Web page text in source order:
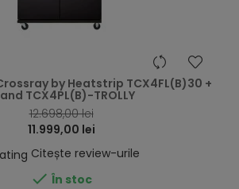
by Heatstrip TCX4FL(B)30 +
TCX4PL(B)-TROLLY
12.698,00 lei
11.999,00 lei
Citește review-urile
 În stoc